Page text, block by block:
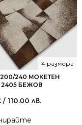
240 МОКЕТЕН
БЕЖОВ
4 размера
/ 110.00 лв.